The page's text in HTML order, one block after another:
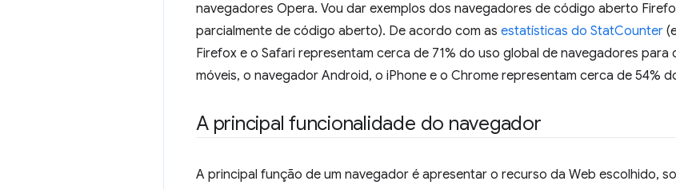
navegadores Opera. Vou dar exemplos dos navegadores de código aberto
parcialmente de código aberto). De acordo com as estatísticas do StatCounter
Firefox e o Safari representam cerca de 71% do uso global de navegadores para
móveis, o navegador Android, o iPhone e o Chrome representam cerca de 54%
A principal funcionalidade do navegador
A principal função de um navegador é apresentar o recurso da Web escolhido,